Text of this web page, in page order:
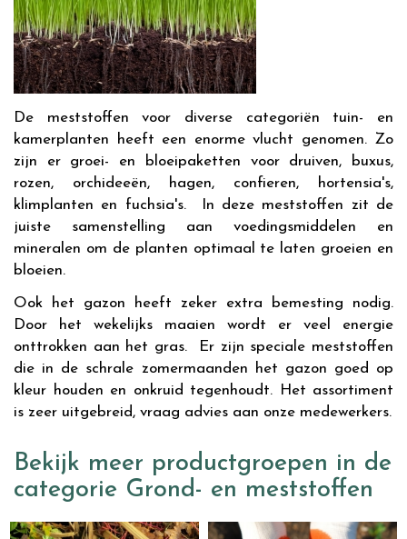
De meststoffen voor diverse categoriën tuin- en
kamerplanten heeft een enorme vlucht genomen. Zo
zijn er groei- en bloeipaketten voor druiven, buxus,
rozen, orchideeën, hagen, confieren, hortensia's,
klimplanten en fuchsia's. In deze meststoffen zit de
juiste samenstelling aan voedingsmiddelen en
mineralen om de planten optimaal te laten groeien en
bloeien.
Ook het gazon heeft zeker extra bemesting nodig.
Door het wekelijks maaien wordt er veel energie
onttrokken aan het gras. Er zijn speciale meststoffen
die in de schrale zomermaanden het gazon goed op
kleur houden en onkruid tegenhoudt. Het assortiment
is zeer uitgebreid, vraag advies aan onze medewerkers.
Bekijk meer productgroepen in de
categorie Grond- en meststoffen